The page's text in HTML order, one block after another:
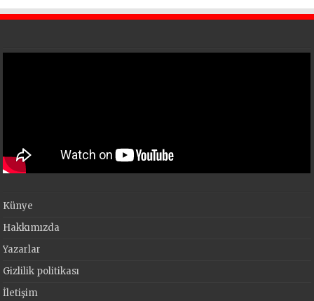
Künye
Hakkımızda
Yazarlar
Gizlilik politikası
İletişim